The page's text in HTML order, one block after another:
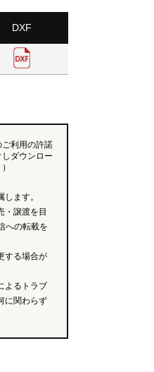
DXF
利用の許諾
ダウンロー
ます。
・譲渡を目
への転載を
する場合が
よるトラブ
に関わらず